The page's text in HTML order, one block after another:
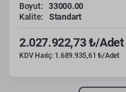
Boyut:
33000.00
Kalite:
Standart
2.027.922,73 ₺/Adet
KDV Hariç: 1.689.935,61 ₺/Adet